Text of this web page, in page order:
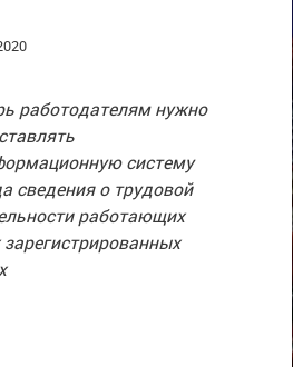
работодателям нужно
систему
сведения о трудовой
работающих
зарегистрированных